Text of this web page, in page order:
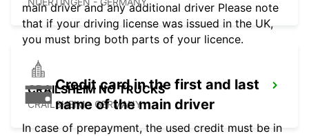
CRAILSHEIM NO TRUCKS
CRAILSHEIM - GERMANY
main driver and any additional driver Please note
that if your driving license was issued in the UK,
you must bring both parts of your licence.
Credit card in the first and last
name of the main driver
In case of prepayment, the used credit must be in